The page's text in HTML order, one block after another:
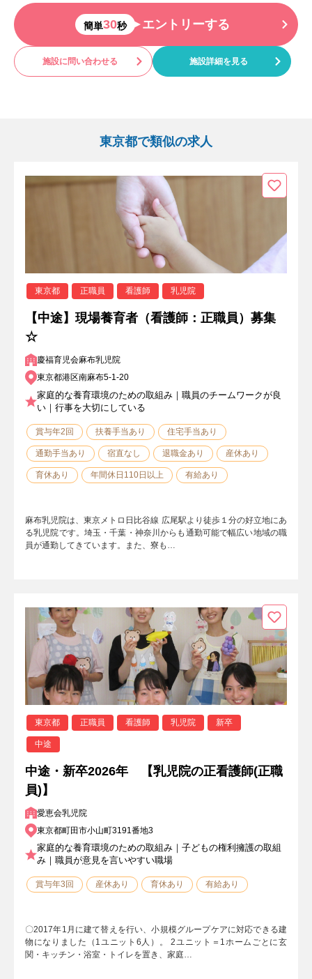
簡単30秒 エントリーする
施設に問い合わせる 施設詳細を見る
東京都で類似の求人
東京都 正職員 看護師 乳児院
【中途】現場養育者（看護師：正職員）募集
☆
慶福育児会麻布乳児院
東京都港区南麻布5-1-20
家庭的な養育環境のための取組み｜職員のチームワークが良
い｜行事を大切にしている
賞与年2回 扶養手当あり 住宅手当あり
通勤手当あり 宿直なし 退職金あり 産休あり
育休あり 年間休日110日以上 有給あり
麻布乳児院は、東京メトロ日比谷線 広尾駅より徒歩１分の好立地にあ
る乳児院です。埼玉・千葉・神奈川からも通勤可能で幅広い地域の職
員が通勤してきています。また、寮も…
東京都 正職員 看護師 乳児院 新卒
中途
中途・新卒2026年 【乳児院の正看護師(正職
員)】
愛恵会乳児院
東京都町田市小山町3191番地3
家庭的な養育環境のための取組み｜子どもの権利擁護の取組
み｜職員が意見を言いやすい職場
賞与年3回 産休あり 育休あり 有給あり
〇2017年1月に建て替えを行い、小規模グループケアに対応できる建
物になりました（1ユニット6人）。 2ユニット＝1ホームごとに玄
関・キッチン・浴室・トイレを置き、家庭…